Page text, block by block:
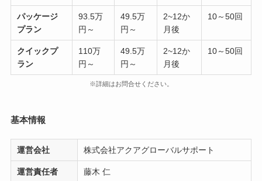
パッケージ
プラン
93.5万
円～
49.5万
円～
2~12か
月後
10～50回
クイックプ
ラン
110万
円～
49.5万
円～
2~12か
月後
10～50回
※詳細はお問合せください。
基本情報
運営会社 株式会社アクアグローバルサポート
運営責任者 藤木 仁